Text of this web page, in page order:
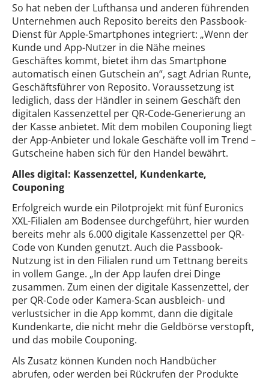
So hat neben der Lufthansa und anderen führenden
Unternehmen auch Reposito bereits den Passbook-
Dienst für Apple-Smartphones integriert: „Wenn der
Kunde und App-Nutzer in die Nähe meines
Geschäftes kommt, bietet ihm das Smartphone
automatisch einen Gutschein an“, sagt Adrian Runte,
Geschäftsführer von Reposito. Voraussetzung ist
lediglich, dass der Händler in seinem Geschäft den
digitalen Kassenzettel per QR-Code-Generierung an
der Kasse anbietet. Mit dem mobilen Couponing liegt
der App-Anbieter und lokale Geschäfte voll im Trend –
Gutscheine haben sich für den Handel bewährt.
Alles digital: Kassenzettel, Kundenkarte,
Couponing
Erfolgreich wurde ein Pilotprojekt mit fünf Euronics
XXL-Filialen am Bodensee durchgeführt, hier wurden
bereits mehr als 6.000 digitale Kassenzettel per QR-
Code von Kunden genutzt. Auch die Passbook-
Nutzung ist in den Filialen rund um Tettnang bereits
in vollem Gange. „In der App laufen drei Dinge
zusammen. Zum einen der digitale Kassenzettel, der
per QR-Code oder Kamera-Scan ausbleich- und
verlustsicher in die App kommt, dann die digitale
Kundenkarte, die nicht mehr die Geldbörse verstopft,
und das mobile Couponing.
Als Zusatz können Kunden noch Handbücher
abrufen, oder werden bei Rückrufen der Produkte